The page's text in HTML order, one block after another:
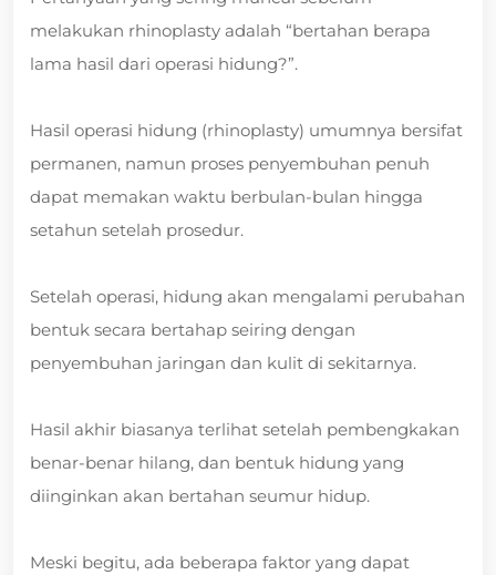
melakukan rhinoplasty adalah “bertahan berapa
lama hasil dari operasi hidung?”.
Hasil operasi hidung (rhinoplasty) umumnya bersifat
permanen, namun proses penyembuhan penuh
dapat memakan waktu berbulan-bulan hingga
setahun setelah prosedur.
Setelah operasi, hidung akan mengalami perubahan
bentuk secara bertahap seiring dengan
penyembuhan jaringan dan kulit di sekitarnya.
Hasil akhir biasanya terlihat setelah pembengkakan
benar-benar hilang, dan bentuk hidung yang
diinginkan akan bertahan seumur hidup.
Meski begitu, ada beberapa faktor yang dapat